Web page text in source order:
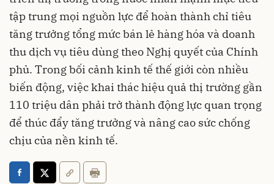
tập trung mọi nguồn lực để hoàn thành chỉ tiêu
tăng trưởng tổng mức bán lẻ hàng hóa và doanh
thu dịch vụ tiêu dùng theo Nghị quyết của Chính
phủ. Trong bối cảnh kinh tế thế giới còn nhiều
biến động, việc khai thác hiệu quả thị trường gần
110 triệu dân phải trở thành động lực quan trọng
để thúc đẩy tăng trưởng và nâng cao sức chống
chịu của nền kinh tế.